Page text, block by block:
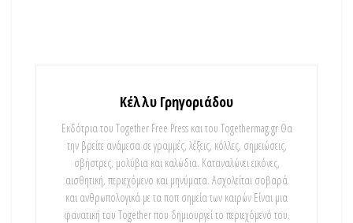
Κέλλυ Γρηγοριάδου
Εκδότρια του Together Free Press και του Togethermag.gr Θα
την βρείτε ανάμεσα σε γραμμές, λέξεις, κόλλες, σημειώσεις,
σβήστρες, μολύβια και καλώδια. Καταναλώνει εικόνες,
αισθητική, περιεχόμενο και μηνύματα. Ασχολείται σοβαρά
και ανθρωπολογικά με τα ποπ σημεία των καιρών Είναι μια
φανατική του Τοgether που δημιουργεί το περιεχόμενό του.